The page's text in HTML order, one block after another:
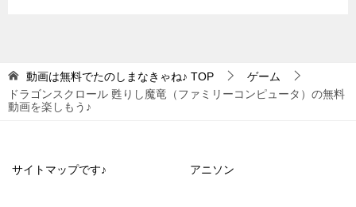
動画は無料でたのしまなきゃね♪ TOP
ゲーム
ドラゴンスクロール 甦りし魔竜（ファミリーコンピュータ）の無料
動画を楽しもう♪
サイトマップです♪ アニソン